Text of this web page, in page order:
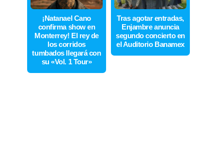
¡Natanael Cano
confirma show en
Monterrey! El rey de
los corridos
tumbados llegará con
su «Vol. 1 Tour»
Tras agotar entradas,
Enjambre anuncia
segundo concierto en
el Auditorio Banamex